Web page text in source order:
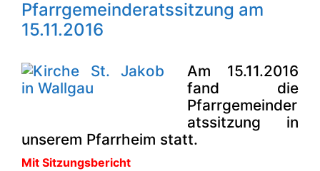
Pfarrgemeinderatssitzung am
15.11.2016
Am 15.11.2016
fand die
Pfarrgemeinder
atssitzung in
unserem Pfarrheim statt.
Mit Sitzungsbericht